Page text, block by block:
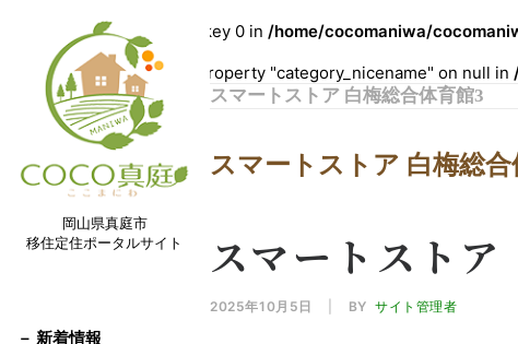
: Undefined array key 0 in /home/cocomaniwa/
Warning : Attempt to read property "category_nicename" on null in
岡山県真庭市
移住定住ポータルサイト
－ 新着情報
スマートストア 白梅総合体育館3
スマートストア 白梅総
スマートスト
2025年10月5日 BY サイト管理者